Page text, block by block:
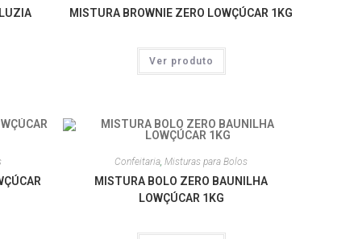
MISTURA BROWNIE ZERO LOWÇÚCAR 1KG
Ver produto
Confeitaria Misturas para Bolos
MISTURA BOLO ZERO BAUNILHA
LOWÇÚCAR 1KG